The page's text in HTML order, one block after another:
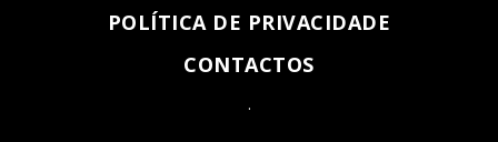
POLÍTICA DE PRIVACIDADE
CONTACTOS
.